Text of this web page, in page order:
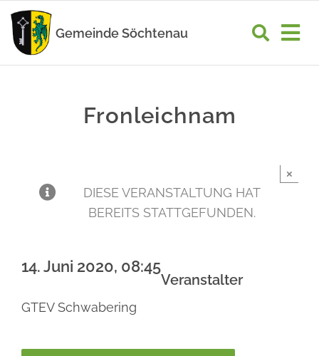
Zum
Inhalt
springen
Gemeinde Söchtenau
WIRTSCHAFT
UNSER ORT
Fronleichnam
DIESE VERANSTALTUNG HAT
BEREITS STATTGEFUNDEN.
×
14. Juni 2020, 08:45
Veranstalter
GTEV Schwabering